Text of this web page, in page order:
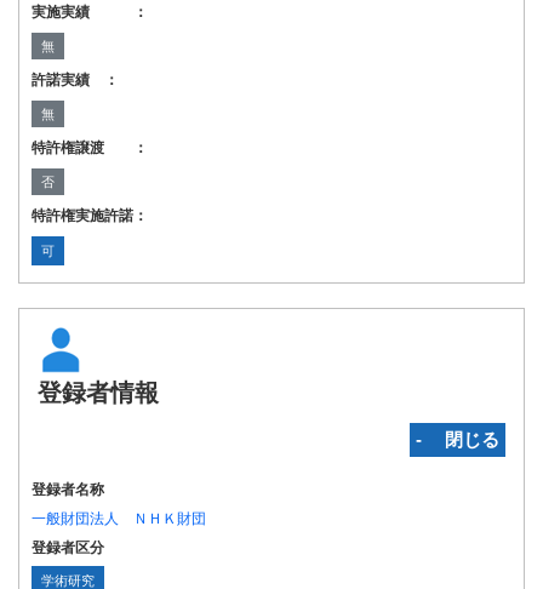
実施実績 ：
無
許諾実績 ：
無
特許権譲渡 ：
否
特許権実施許諾：
可
登録者情報
‐ 閉じる
登録者名称
一般財団法人 ＮＨＫ財団
登録者区分
学術研究